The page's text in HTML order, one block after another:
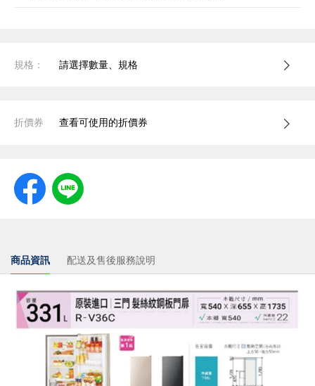
規格： 請選擇數量、規格
折價券 查看可使用的折價券
商品資訊 配送及售後服務說明